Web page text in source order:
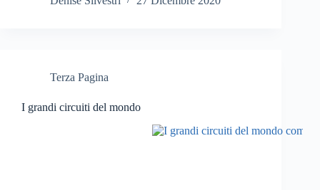
Terza Pagina
I grandi circuiti del mondo